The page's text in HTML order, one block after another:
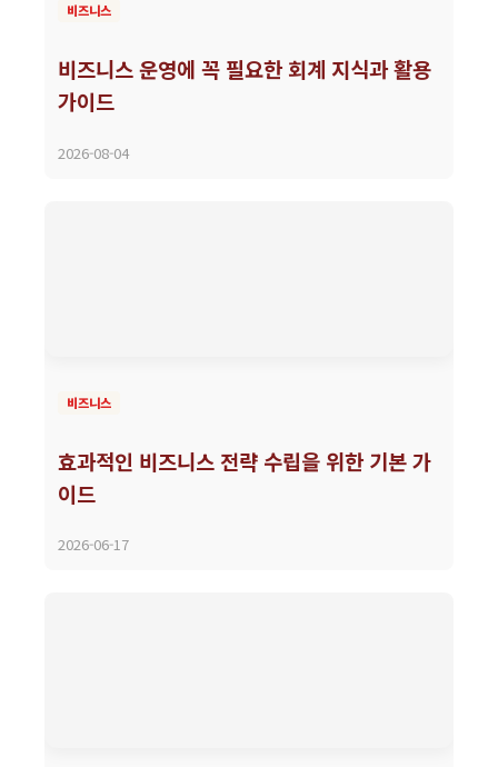
비즈니스
비즈니스 운영에 꼭 필요한 회계 지식과 활용
가이드
2026-08-04
비즈니스
효과적인 비즈니스 전략 수립을 위한 기본 가
이드
2026-06-17